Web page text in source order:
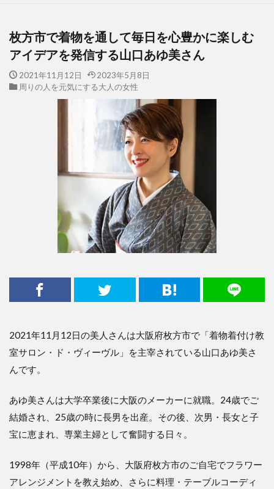
枚方市で着物を通して毎日を心豊かに楽しむ
アイデアを発信する山口あゆ美さん
2021年11月12日
2023年5月8日
周りの人を元気にする大人の女性
2021年11月12日の美人さんは大阪府枚方市で「着物着付け教
室サロン・ド・ヴィーヴル」を主宰されている山口あゆ美さ
んです。
あゆ美さんは大学卒業後に大阪のメーカーに就職。24歳でご
結婚され、25歳の時に長男を出産。その後、次男・長女と子
宝に恵まれ、専業主婦として奮闘する日々。
1998年（平成10年）から、大阪府枚方市のご自宅でフラワー
アレンジメントを教え始め、さらに料理・テーブルコーディ